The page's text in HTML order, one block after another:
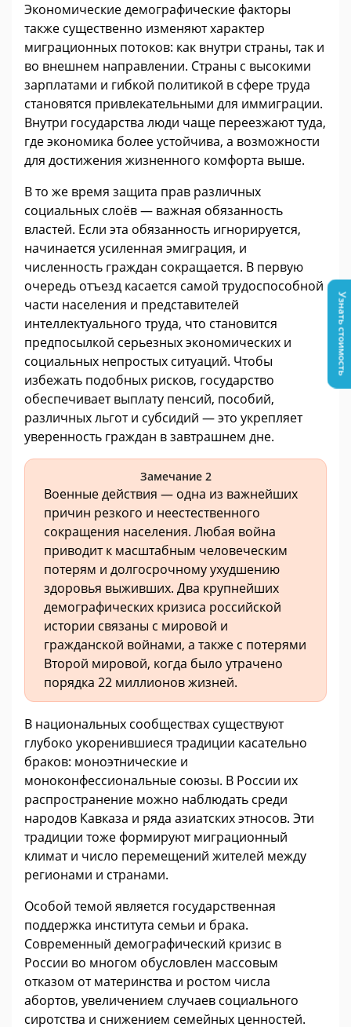
Экономические демографические факторы
также существенно изменяют характер
миграционных потоков: как внутри страны, так и
во внешнем направлении. Страны с высокими
зарплатами и гибкой политикой в сфере труда
становятся привлекательными для иммиграции.
Внутри государства люди чаще переезжают туда,
где экономика более устойчива, а возможности
для достижения жизненного комфорта выше.
В то же время защита прав различных
социальных слоёв — важная обязанность
властей. Если эта обязанность игнорируется,
начинается усиленная эмиграция, и
численность граждан сокращается. В первую
очередь отъезд касается самой трудоспособной
части населения и представителей
интеллектуального труда, что становится
предпосылкой серьезных экономических и
социальных непростых ситуаций. Чтобы
избежать подобных рисков, государство
обеспечивает выплату пенсий, пособий,
различных льгот и субсидий — это укрепляет
уверенность граждан в завтрашнем дне.
Замечание 2
Военные действия — одна из важнейших
причин резкого и неестественного
сокращения населения. Любая война
приводит к масштабным человеческим
потерям и долгосрочному ухудшению
здоровья выживших. Два крупнейших
демографических кризиса российской
истории связаны с мировой и
гражданской войнами, а также с потерями
Второй мировой, когда было утрачено
порядка 22 миллионов жизней.
В национальных сообществах существуют
глубоко укоренившиеся традиции касательно
браков: моноэтнические и
моноконфессиональные союзы. В России их
распространение можно наблюдать среди
народов Кавказа и ряда азиатских этносов. Эти
традиции тоже формируют миграционный
климат и число перемещений жителей между
регионами и странами.
Особой темой является государственная
поддержка института семьи и брака.
Современный демографический кризис в
России во многом обусловлен массовым
отказом от материнства и ростом числа
абортов, увеличением случаев социального
сиротства и снижением семейных ценностей.
Узнать стоимость